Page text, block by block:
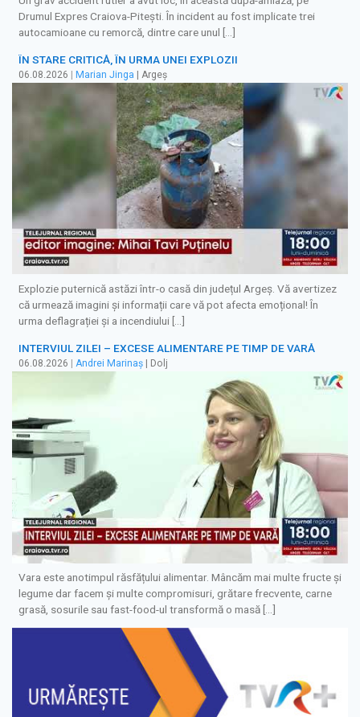
Drumul Expres Craiova-Pitești. În incident au fost implicate trei
autocamioane cu remorcă, dintre care unul […]
ÎN STARE CRITICĂ, ÎN URMA UNEI EXPLOZII
06.08.2026 Marian Jinga | Argeș
Explozie puternică astăzi într-o casă din județul Argeș. Vă avertizez
că urmează imagini și informații care vă pot afecta emoțional! În
urma deflagrației și a incendiului […]
INTERVIUL ZILEI – EXCESE ALIMENTARE PE TIMP DE VARĂ
06.08.2026 Andrei Marinaș | Dolj
Vara este anotimpul răsfățului alimentar. Mâncăm mai multe fructe și
legume dar facem și multe compromisuri, grătare frecvente, carne
grasă, sosurile sau fast-food-ul transformă o masă […]